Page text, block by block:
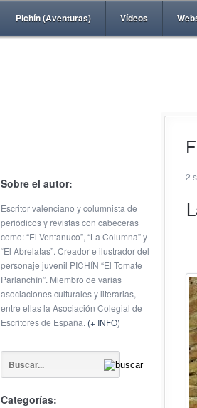
Pichín (Aventuras) Vídeos
Sobre el autor:
Escritor valenciano y columnista de
periódicos y revistas con cabeceras
como: “El Ventanuco”, “La Columna” y
“El Abrelatas”. Creador e ilustrador del
personaje juvenil PICHÍN “El Tomate
Parlanchín”. Miembro de varias
asociaciones culturales y literarias,
entre ellas la Asociación Colegial de
Escritores de España. (+ INFO)
Categorías:
2